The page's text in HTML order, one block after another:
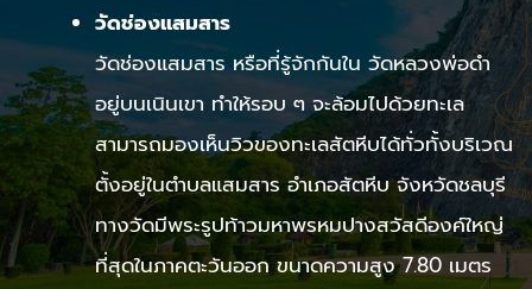
วัดช่องแสมสาร
วัดช่องแสมสาร หรือที่รู้จักกันใน วัดหลวงพ่อดำ
อยู่บนเนินเขา ทำให้รอบ ๆ จะล้อมไปด้วยทะเล
สามารถมองเห็นวิวของทะเลสัตหีบได้ทั่วทั้งบริเวณ
ตั้งอยู่ในตำบลแสมสาร อำเภอสัตหีบ จังหวัดชลบุรี
ทางวัดมีพระรูปท้าวมหาพรหมปางสวัสดีองค์ใหญ่
ที่สุดในภาคตะวันออก ขนาดความสูง 7.80 เมตร